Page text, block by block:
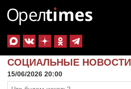
СОЦИАЛЬНЫЕ НОВОСТИ
15/06/2026 20:00